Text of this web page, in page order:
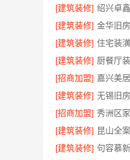
[建筑装修]
[建筑装修]
[建筑装修]
[建筑装修] 厨餐厅
[招商加盟]
[建筑装修]
[招商加盟]
[建筑装修]
[建筑装修] 句容慕